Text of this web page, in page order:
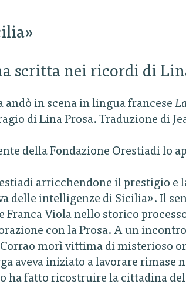
scritta nei ricordi di
in scena in lingua francese
di Lina Prosa. Traduzione di
della Fondazione Orestiadi lo
arricchendone il prestigio e
delle intelligenze di Sicilia». Il
Franca Viola nello storico
con la Prosa. A un
morì vittima di misterioso
aveva iniziato a lavorare rimase
ha fatto ricostruire la cittadina